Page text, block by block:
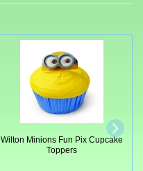
Wilton Minions Fun Pix Cupcake
Toppers